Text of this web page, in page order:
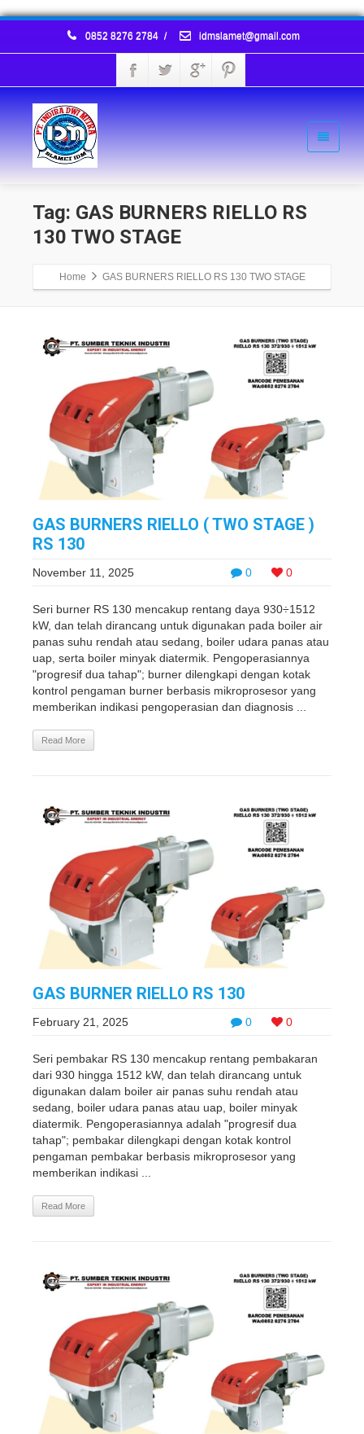
0852 8276 2784 / idmslamet@gmail.com
Tag: GAS BURNERS RIELLO RS
130 TWO STAGE
Home GAS BURNERS RIELLO RS 130 TWO STAGE
GAS BURNERS RIELLO ( TWO STAGE )
RS 130
0 0
November 11, 2025
Seri burner RS 130 ​​mencakup rentang daya 930÷1512
kW, dan telah dirancang untuk digunakan pada boiler air
panas suhu rendah atau sedang, boiler udara panas atau
uap, serta boiler minyak diatermik. Pengoperasiannya
"progresif dua tahap"; burner dilengkapi dengan kotak
kontrol pengaman burner berbasis mikroprosesor yang
memberikan indikasi pengoperasian dan diagnosis ...
Read More
GAS BURNER RIELLO RS 130
0 0
February 21, 2025
Seri pembakar RS 130 mencakup rentang pembakaran
dari 930 hingga 1512 kW, dan telah dirancang untuk
digunakan dalam boiler air panas suhu rendah atau
sedang, boiler udara panas atau uap, boiler minyak
diatermik. Pengoperasiannya adalah "progresif dua
tahap"; pembakar dilengkapi dengan kotak kontrol
pengaman pembakar berbasis mikroprosesor yang
memberikan indikasi ...
Read More